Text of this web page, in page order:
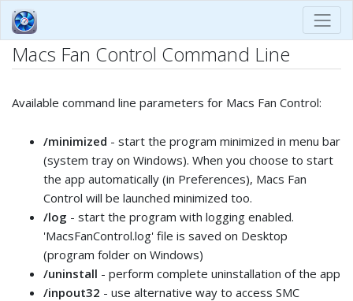
Macs Fan Control Command Line
Available command line parameters for Macs Fan Control:
/minimized - start the program minimized in menu bar
(system tray on Windows). When you choose to start
the app automatically (in Preferences), Macs Fan
Control will be launched minimized too.
/log - start the program with logging enabled.
'MacsFanControl.log' file is saved on Desktop
(program folder on Windows)
/uninstall - perform complete uninstallation of the app
/inpout32 - use alternative way to access SMC